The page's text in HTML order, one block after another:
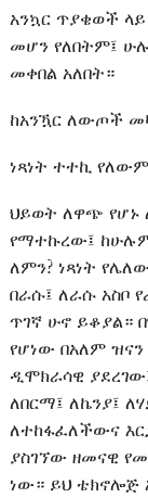
አንኳር ጥያቄወች
መሆን የለበትም፤
መቀበል አለበት።
ከአንዃር ለውጦች
ነጻነት ተተኪ
ህይወት ለዋጭ የሆኑ
የማተኩረው፤ ከሁሉም
ለምን? ነጻነት
በራሱ፤ ለራሱ አስቦ
ጥገኛ ሁኖ ይቆያል።
የሆነው በአለም
ዲሞክራሳዊ
ለበርማ፤ ለኬንያ፤
ለተከፋፈለችውና
ያስገኘው ዘመናዊ
ነው። ይህ ቴክኖሎጅ